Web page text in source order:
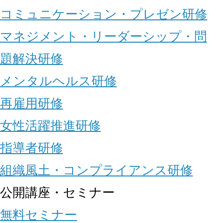
コミュニケーション・プレゼン研修
マネジメント・リーダーシップ・問
題解決研修
メンタルヘルス研修
再雇用研修
女性活躍推進研修
指導者研修
組織風土・コンプライアンス研修
公開講座・セミナー
無料セミナー